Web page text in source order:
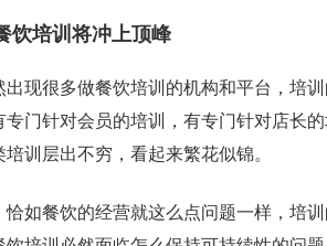
饮培训将冲上顶峰
出现很多做餐饮培训的机构和平台，培
专门针对会员的培训，有专门针对店长
训层出不穷，看起来繁花似锦。
如餐饮的经营就这么点问题一样，培